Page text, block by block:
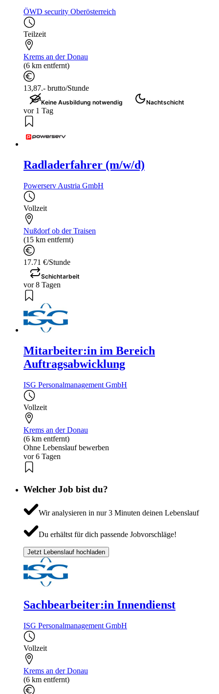
ÖWD security Oberösterreich
Teilzeit
Krems an der Donau
(6 km entfernt)
13,87.- brutto/Stunde
Keine Ausbildung notwendig Nachtschicht
vor 1 Tag
Radladerfahrer (m/w/d)
Powerserv Austria GmbH
Vollzeit
Nußdorf ob der Traisen
(15 km entfernt)
17.71 €/Stunde
Schichtarbeit
vor 8 Tagen
Mitarbeiter:in im Bereich
Auftragsabwicklung
ISG Personalmanagement GmbH
Vollzeit
Krems an der Donau
(6 km entfernt)
Ohne Lebenslauf bewerben
vor 6 Tagen
Welcher Job bist du?
Wir analysieren in nur 3 Minuten deinen Lebenslauf
Du erhältst für dich passende Jobvorschläge!
Jetzt Lebenslauf hochladen
Sachbearbeiter:in Innendienst
ISG Personalmanagement GmbH
Vollzeit
Krems an der Donau
(6 km entfernt)